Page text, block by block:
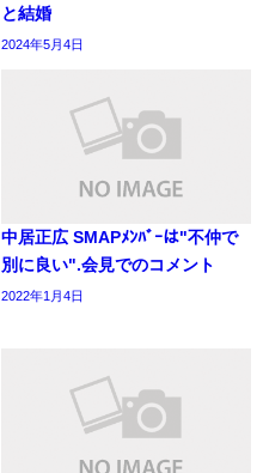
と結婚
2024年5月4日
中居正広 SMAPﾒﾝﾊﾞｰは"不仲で
別に良い".会見でのコメント
2022年1月4日